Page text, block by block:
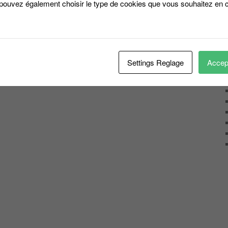
également choisir le type de cookies que vous souhaitez en
Settings Reglage